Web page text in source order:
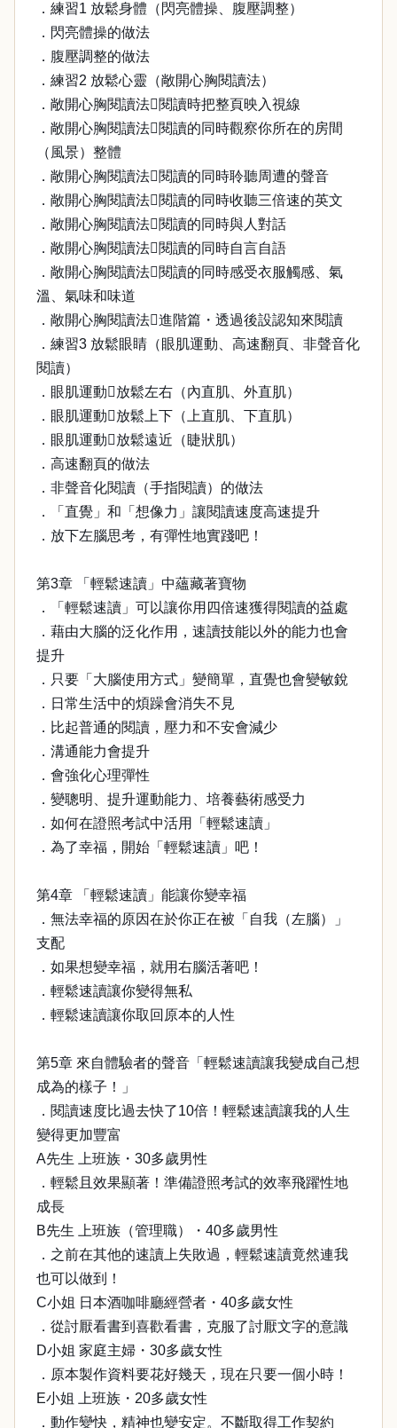
．練習1 放鬆身體（閃亮體操、腹壓調整）
．閃亮體操的做法
．腹壓調整的做法
．練習2 放鬆心靈（敞開心胸閱讀法）
．敞開心胸閱讀法閱讀時把整頁映入視線
．敞開心胸閱讀法閱讀的同時觀察你所在的房間
（風景）整體
．敞開心胸閱讀法閱讀的同時聆聽周遭的聲音
．敞開心胸閱讀法閱讀的同時收聽三倍速的英文
．敞開心胸閱讀法閱讀的同時與人對話
．敞開心胸閱讀法閱讀的同時自言自語
．敞開心胸閱讀法閱讀的同時感受衣服觸感、氣
溫、氣味和味道
．敞開心胸閱讀法進階篇・透過後設認知來閱讀
．練習3 放鬆眼睛（眼肌運動、高速翻頁、非聲音化
閱讀）
．眼肌運動放鬆左右（內直肌、外直肌）
．眼肌運動放鬆上下（上直肌、下直肌）
．眼肌運動放鬆遠近（睫狀肌）
．高速翻頁的做法
．非聲音化閱讀（手指閱讀）的做法
．「直覺」和「想像力」讓閱讀速度高速提升
．放下左腦思考，有彈性地實踐吧！
第3章 「輕鬆速讀」中蘊藏著寶物
．「輕鬆速讀」可以讓你用四倍速獲得閱讀的益處
．藉由大腦的泛化作用，速讀技能以外的能力也會
提升
．只要「大腦使用方式」變簡單，直覺也會變敏銳
．日常生活中的煩躁會消失不見
．比起普通的閱讀，壓力和不安會減少
．溝通能力會提升
．會強化心理彈性
．變聰明、提升運動能力、培養藝術感受力
．如何在證照考試中活用「輕鬆速讀」
．為了幸福，開始「輕鬆速讀」吧！
第4章 「輕鬆速讀」能讓你變幸福
．無法幸福的原因在於你正在被「自我（左腦）」
支配
．如果想變幸福，就用右腦活著吧！
．輕鬆速讀讓你變得無私
．輕鬆速讀讓你取回原本的人性
第5章 來自體驗者的聲音「輕鬆速讀讓我變成自己想
成為的樣子！」
．閱讀速度比過去快了10倍！輕鬆速讀讓我的人生
變得更加豐富
A先生 上班族・30多歲男性
．輕鬆且效果顯著！準備證照考試的效率飛躍性地
成長
B先生 上班族（管理職）・40多歲男性
．之前在其他的速讀上失敗過，輕鬆速讀竟然連我
也可以做到！
C小姐 日本酒咖啡廳經營者・40多歲女性
．從討厭看書到喜歡看書，克服了討厭文字的意識
D小姐 家庭主婦・30多歲女性
．原本製作資料要花好幾天，現在只要一個小時！
E小姐 上班族・20多歲女性
．動作變快，精神也變安定。不斷取得工作契約